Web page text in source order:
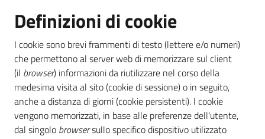
Definizioni di cookie
I cookie sono brevi frammenti di testo (lettere e/o numeri)
che permettono al server web di memorizzare sul client
(il browser) informazioni da riutilizzare nel corso della
medesima visita al sito (cookie di sessione) o in seguito,
anche a distanza di giorni (cookie persistenti). I cookie
vengono memorizzati, in base alle preferenze dell'utente,
dal singolo browsersullo specifico dispositivo utilizzato